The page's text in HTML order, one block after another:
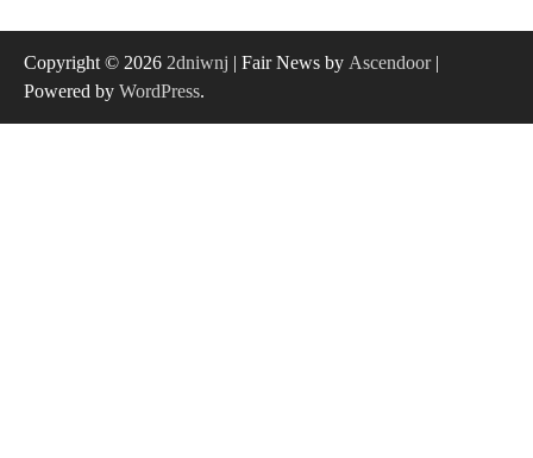
Copyright © 2026 2dniwnj | Fair News by Ascendoor|
Powered by WordPress.